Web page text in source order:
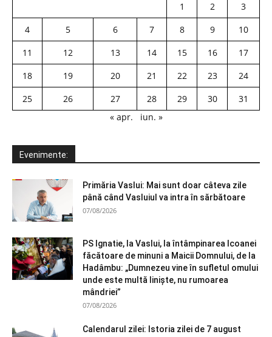
1 2
3
4
5 6 7 8 9
10
11
12 13 14 15 16
17
18
19 20 21 22 23
24
25
26 27 28 29 30
31
« apr.
iun. »
Evenimente:
Primăria Vaslui: Mai sunt doar câteva zile
până când Vasluiul va intra în sărbătoare
07/08/2026
PS Ignatie, la Vaslui, la întâmpinarea Icoanei
făcătoare de minuni a Maicii Domnului, de la
Hadâmbu: „Dumnezeu vine în sufletul omului
unde este multă liniște, nu rumoarea
mândriei”
07/08/2026
Calendarul zilei: Istoria zilei de 7 august